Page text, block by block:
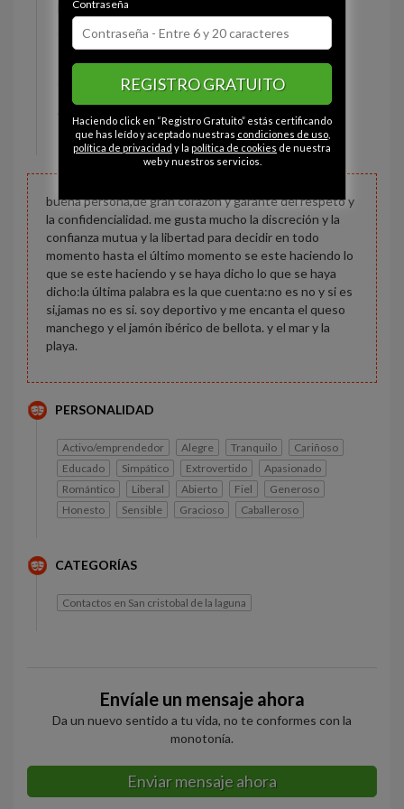
Estado civil:
Ojos: Marrón
Constitución: Deportista
Altura: 180 cm
Peso: 75 kg
buena persona,de gran corazón y garante del respeto y
la confidencialidad. me gusta mucho la discreción y la
confianza mutua y la libertad para decidir en todo
momento hasta el último momento se este haciendo lo
que se este haciendo y se haya dicho lo que se haya
dicho:la última palabra es la que cuenta:no es no y si es
si,jamas no es si. soy deportivo y me encanta el queso
manchego y el jamón ibérico de bellota. y el mar y la
playa.
PERSONALIDAD
Activo/emprendedor Alegre Tranquilo
Cariñoso
Educado
Simpático Extrovertido
Apasionado
Romántico
Liberal Abierto Fiel
Generoso
Honesto
Sensible Gracioso Caballeroso
CATEGORÍAS
Contactos en San cristobal de la laguna
Envíale un mensaje ahora
Da un nuevo sentido a tu vida, no te conformes con la
monotonía.
Enviar mensaje ahora
Contraseña
REGISTRO GRATUITO
Haciendo click en “Registro Gratuito” estás certificando
que has leído y aceptado nuestras condiciones de uso,
política de privacidad y la política de cookies de nuestra
web y nuestros servicios.